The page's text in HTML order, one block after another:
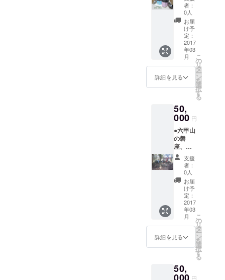
くださ
い。
缶入り
雑木炭
どこで
も持ち
歩け、
室内で
も使
え、炭
火を味
わえま
す！ 詳
細は本
お返し
につい
てをご
確認く
ださ
い。 炭
コンロ
（直径
185mm
×高さ
195mm
） 色は
3色あり
ます
が、こ
ちらに
お任せ
者：
0人
お届
け予
定：
2017
年03
月
詳細を見る
こ
の
リ
タ
ー
ン
を
選
択
す
る
50,
000 円
●六甲山
の磐
座、案
内しま
す 3万
円コー
スより
も更に
ディー
プな所
までご
案内。
阪急神
戸線御
影駅10
時集
時30 分
解散。
支援
者：
0人
お届
け予
定：
2017
年03
月
詳細を見る
こ
の
リ
タ
ー
ン
を
選
択
す
る
50,
円